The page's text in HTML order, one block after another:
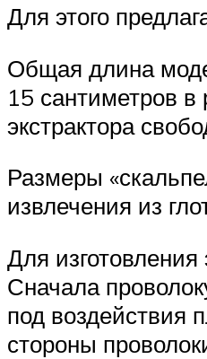
Для этого
Общая длина
15 сантиметров в
экстрактора
Размеры
извлечения из
Для
Сначала
под воздействия
стороны